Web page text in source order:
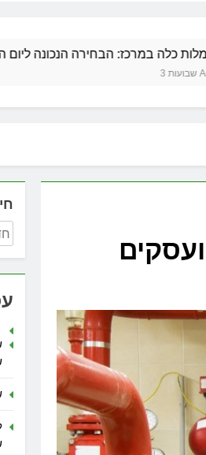
למה צריך משרד
זכויות
הבחירה הנכונה ליום הגדול שלך